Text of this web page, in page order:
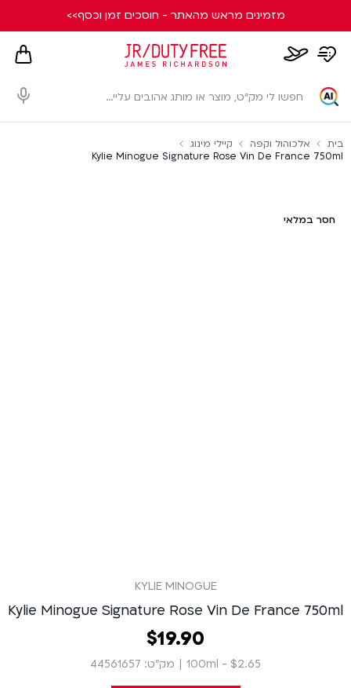
מזמינים מראש מהאתר - חוסכים זמן וכסף>>
whishlist
page
card
בית אלכוהול וקפה
קיילי מינוג
Kylie Minogue Signature Rose Vin De France 750ml
KYLIE MINOGUE
Kylie Minogue Signature Rose Vin De France 750ml
19.90
‏
$
$2.65 - 100ml
| מק״ט: 44561657
חסר במלאי